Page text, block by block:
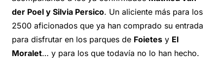
der Poel y Silvia Persico. Un aliciente más para los
2500 aficionados que ya han comprado su entrada
para disfrutar en los parques de Foietes y El
Moralet… y para los que todavía no lo han hecho.